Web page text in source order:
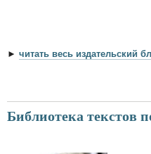
► читать весь издательский
Библиотека текстов